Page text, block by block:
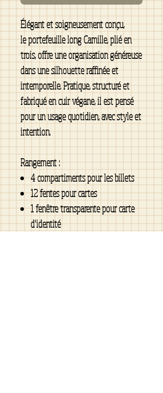
Élégant et soigneusement conçu,
le portefeuille long Camille, plié en
trois, offre une organisation généreuse
dans une silhouette raffinée et
intemporelle. Pratique, structuré et
fabriqué en cuir végane, il est pensé
pour un usage quotidien, avec style et
intention.
Rangement :
4 compartiments pour les billets
12 fentes pour cartes
1 fenêtre transparente pour carte
d’identité